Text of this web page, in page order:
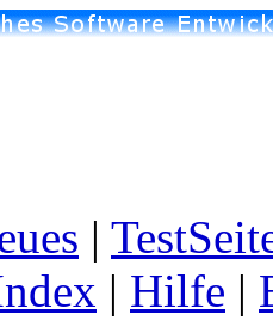
|
| Hilfe |